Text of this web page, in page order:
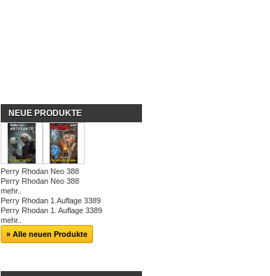
NEUE PRODUKTE
Perry Rhodan Neo 388
Perry Rhodan Neo 388
mehr..
Perry Rhodan 1.Auflage 3389
Perry Rhodan 1. Auflage 3389
mehr..
» Alle neuen Produkte